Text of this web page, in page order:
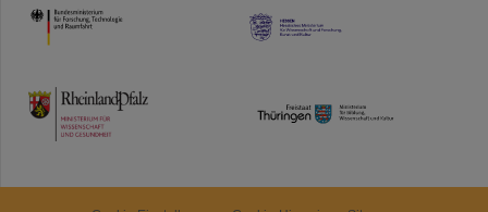
HMWK
TMWWDG